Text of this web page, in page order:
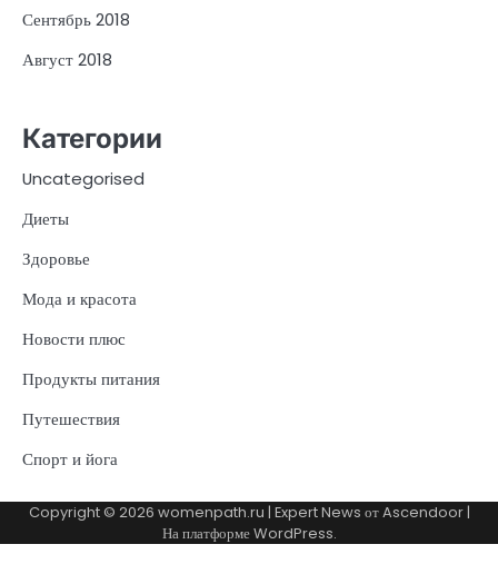
Сентябрь 2018
Август 2018
Категории
Uncategorised
Диеты
Здоровье
Мода и красота
Новости плюс
Продукты питания
Путешествия
Спорт и йога
Copyright © 2026 womenpath.ru | Expert News отAscendoor|
На платформеWordPress.